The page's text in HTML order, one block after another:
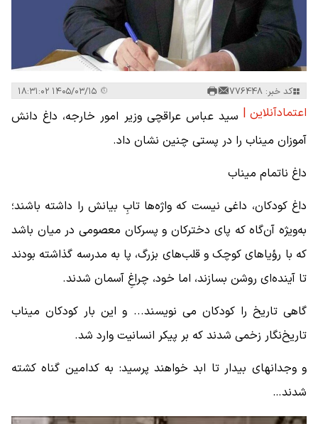
کد خبر: 776448
اعتمادآنلاین | سید عباس عراقچی وزیر امور خارجه، داغ دانش
آموزان میناب را در پستی چنین نشان داد.
داغ ناتمام میناب
داغ کودکان، داغی نیست که واژه‌ها تابِ بیانش را داشته باشند؛
به‌ویژه آن‌گاه که پای دخترکان و پسرکان معصومی در میان باشد
که با رؤیاهای کوچک و قلب‌های بزرگ، پا به مدرسه گذاشته بودند
تا آینده‌ای روشن بسازند، اما خود، چراغِ آسمان شدند.
گاهی تاریخ را کودکان می نویسند... و این بار کودکان میناب
تاریخ‌نگار زخمی شدند که بر پیکر انسانیت وارد شد.
و وجدانهای بیدار تا ابد خواهند پرسید: به کدامین گناه کشته
شدند…